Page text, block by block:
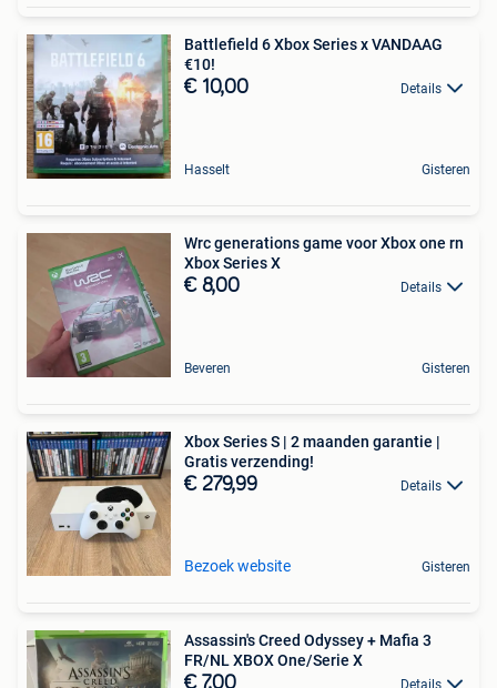
Battlefield 6 Xbox Series x VANDAAG
€10!
€ 10,00 Details
Hasselt Gisteren
Wrc generations game voor Xbox one rn
Xbox Series X
€ 8,00 Details
Beveren Gisteren
Xbox Series S | 2 maanden garantie |
Gratis verzending!
€ 279,99 Details
Bezoek website Gisteren
Assassin's Creed Odyssey + Mafia 3
FR/NL XBOX One/Serie X
€ 7,00 Details